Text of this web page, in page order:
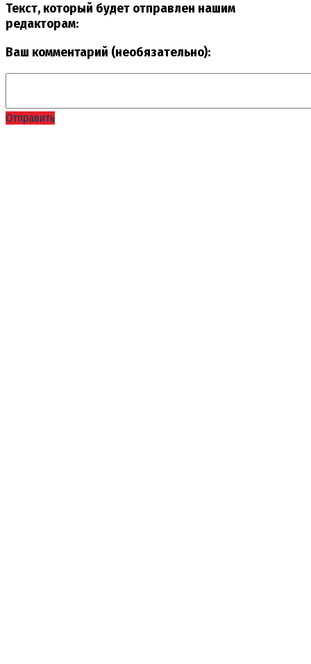
Текст, который будет отправлен нашим
редакторам:
Ваш комментарий (необязательно):
Отправить